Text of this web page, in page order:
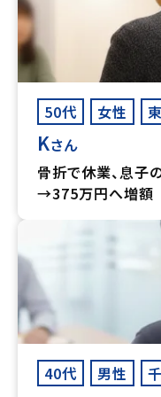
50代 女性
Kさん
骨折で休業、息子
→375万円へ増額
40代 男性